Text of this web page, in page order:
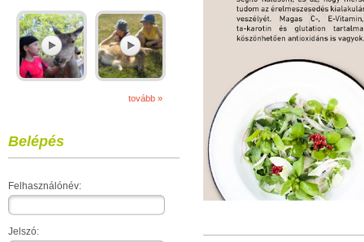
tovább »
Belépés
Felhasználónév:
Jelszó: